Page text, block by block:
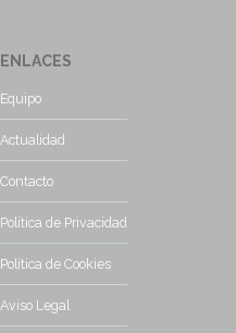
ENLACES
Equipo
Actualidad
Contacto
Política de Privacidad
Política de Cookies
Aviso Legal